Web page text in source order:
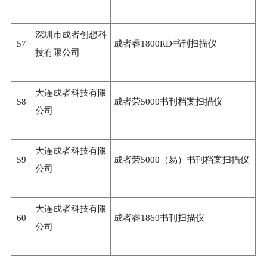
57
深圳市成者创想科
技有限公司
成者睿1800RD书刊扫描仪
58
大连成者科技有限
公司
成者荣5000书刊档案扫描仪
59
大连成者科技有限
公司
成者荣5000（易）书刊档案扫描仪
60
大连成者科技有限
公司
成者睿1860书刊扫描仪